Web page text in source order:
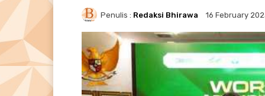
Penulis : Redaksi Bhirawa 16 February